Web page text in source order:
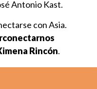
Antonio Kast.
con Asia.
Rincón.